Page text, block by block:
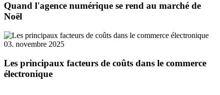
Quand l'agence numérique se rend au marché de
Noël
03. novembre 2025
Les principaux facteurs de coûts dans le commerce
électronique